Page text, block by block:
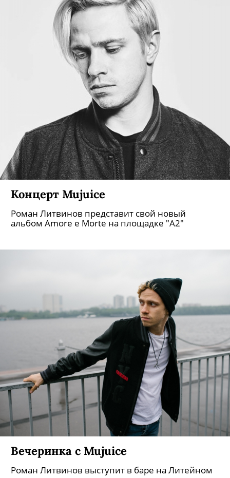
Концерт Mujuice
Роман Литвинов представит свой новый
альбом Amore e Morte на площадке "А2"
Вечеринка с Mujuice
Роман Литвинов выступит в баре на Литейном